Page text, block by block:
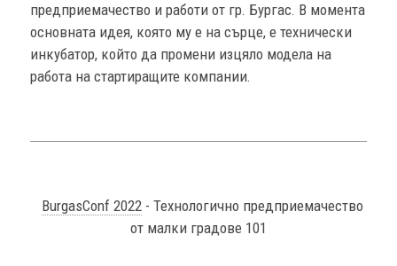
предприемачество и работи от гр. Бургас. В момента
основната идея, която му е на сърце, е технически
инкубатор, който да промени изцяло модела на
работа на стартиращите компании.
BurgasConf 2022 - Технологично предприемачество
от малки градове 101